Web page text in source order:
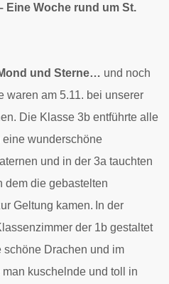
Eine Woche rund um St.
und Sterne… und noch
waren am 5.11. bei unserer
Die Klasse 3b entführte alle
wunderschöne
und in der 3a tauchten
dem die gebastelten
Geltung kamen. In der
der 1b gestaltet
Drachen und im
kuschelnde und toll in